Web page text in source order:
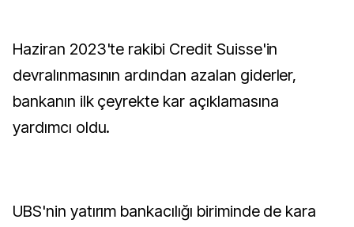
Haziran 2023'te rakibi Credit Suisse'in
devralınmasının ardından azalan giderler,
bankanın ilk çeyrekte kar açıklamasına
yardımcı oldu.
UBS'nin yatırım bankacılığı biriminde de kara